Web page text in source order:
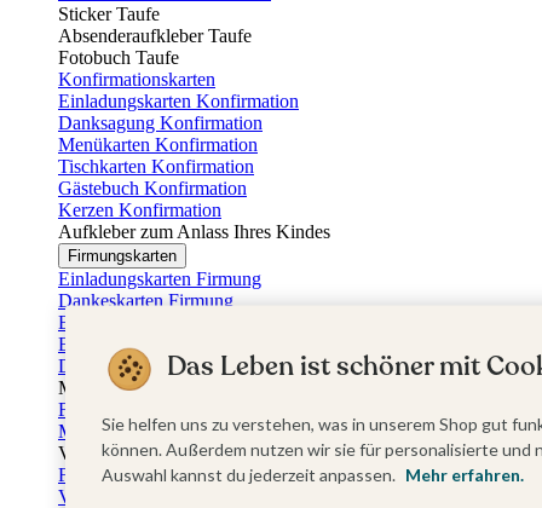
Sticker Taufe
Absenderaufkleber Taufe
Fotobuch Taufe
Konfirmationskarten
Einladungskarten Konfirmation
Danksagung Konfirmation
Menükarten Konfirmation
Tischkarten Konfirmation
Gästebuch Konfirmation
Kerzen Konfirmation
Aufkleber zum Anlass Ihres Kindes
Firmungskarten
Einladungskarten Firmung
Dankeskarten Firmung
Einschulungskarten
Einladungskarten Einschulung
Danksagung Einschulung
Muttertag
Fotogeschenke Muttertag
Muttertagskarten
Vatertag
Fotogeschenke Vatertag
Vatertagskarten
Das Leben ist schöner mit
Sie helfen uns zu verstehen, was in unserem Shop gut
können. Außerdem nutzen wir sie für personalisierte
Auswahl kannst du jederzeit anpassen. Mehr erfahren.